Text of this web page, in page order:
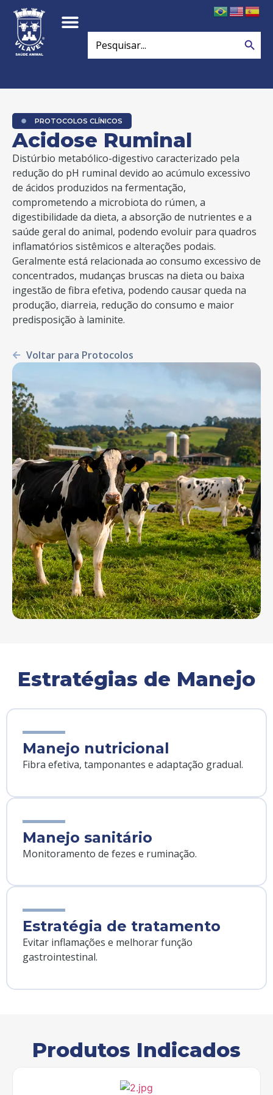
for:
PROTOCOLOS CLÍNICOS
Acidose Ruminal
Distúrbio metabólico-digestivo caracterizado pela
redução do pH ruminal devido ao acúmulo excessivo
de ácidos produzidos na fermentação,
comprometendo a microbiota do rúmen, a
digestibilidade da dieta, a absorção de nutrientes e a
saúde geral do animal, podendo evoluir para quadros
inflamatórios sistêmicos e alterações podais.
Geralmente está relacionada ao consumo excessivo de
concentrados, mudanças bruscas na dieta ou baixa
ingestão de fibra efetiva, podendo causar queda na
produção, diarreia, redução do consumo e maior
predisposição à laminite.
Voltar para Protocolos
Estratégias de Manejo
Manejo nutricional
Fibra efetiva, tamponantes e adaptação gradual.
Manejo sanitário
Monitoramento de fezes e ruminação.
Estratégia de tratamento
Evitar inflamações e melhorar função
gastrointestinal.
Produtos Indicados